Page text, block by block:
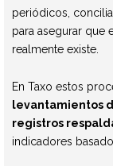
periódicos,
para asegurar que
realmente existe.
En Taxo estos
levantamientos
registros
indicadores